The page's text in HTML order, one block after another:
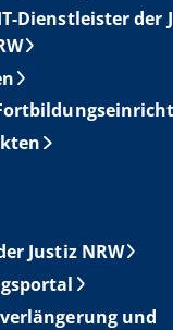
Dienstleister der
Justiz NRW
und